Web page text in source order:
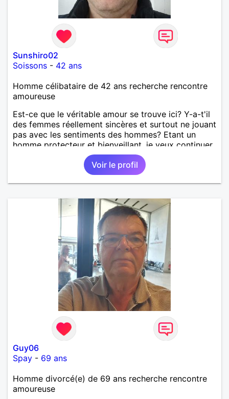
Sunshiro02
Soissons - 42 ans
Homme célibataire de 42 ans recherche rencontre
amoureuse
Est-ce que le véritable amour se trouve ici? Y-a-t'il
des femmes réellement sincères et surtout ne jouant
pas avec les sentiments des hommes? Etant un
homme protecteur et bienveillant, je veux continuer
d'y croire et pouvoir enfin former la petite famille
que je désir temps. Faux profil, profiteuse et autres
joyeuseté passer votre chemin, vous ne
m'intéressez pas du tout!
Voir le profil
Guy06
Spay - 69 ans
Homme divorcé(e) de 69 ans recherche rencontre
amoureuse